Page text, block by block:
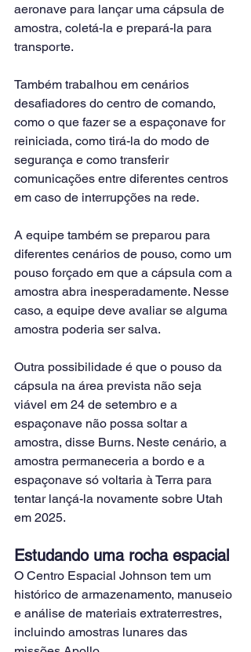
aeronave para lançar uma cápsula de
amostra, coletá-la e prepará-la para
transporte.
Também trabalhou em cenários
desafiadores do centro de comando,
como o que fazer se a espaçonave for
reiniciada, como tirá-la do modo de
segurança e como transferir
comunicações entre diferentes centros
em caso de interrupções na rede.
A equipe também se preparou para
diferentes cenários de pouso, como um
pouso forçado em que a cápsula com a
amostra abra inesperadamente. Nesse
caso, a equipe deve avaliar se alguma
amostra poderia ser salva.
Outra possibilidade é que o pouso da
cápsula na área prevista não seja
viável em 24 de setembro e a
espaçonave não possa soltar a
amostra, disse Burns. Neste cenário, a
amostra permaneceria a bordo e a
espaçonave só voltaria à Terra para
tentar lançá-la novamente sobre Utah
em 2025.
Estudando uma rocha espacial
O Centro Espacial Johnson tem um
histórico de armazenamento, manuseio
e análise de materiais extraterrestres,
incluindo amostras lunares das